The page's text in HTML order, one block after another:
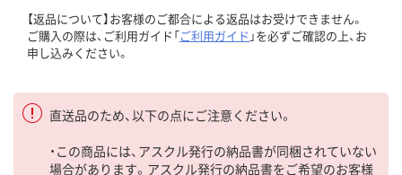
【返品について】お客様のご都合による返品はお受けできません。
ご購入の際は、ご利用ガイド「ご利用ガイド 」を必ずご確認の上、お
申し込みください。
直送品のため、以下の点にご注意ください。
・この商品には、アスクル発行の納品書が同梱されていない
場合があります。アスクル発行の納品書をご希望のお客様